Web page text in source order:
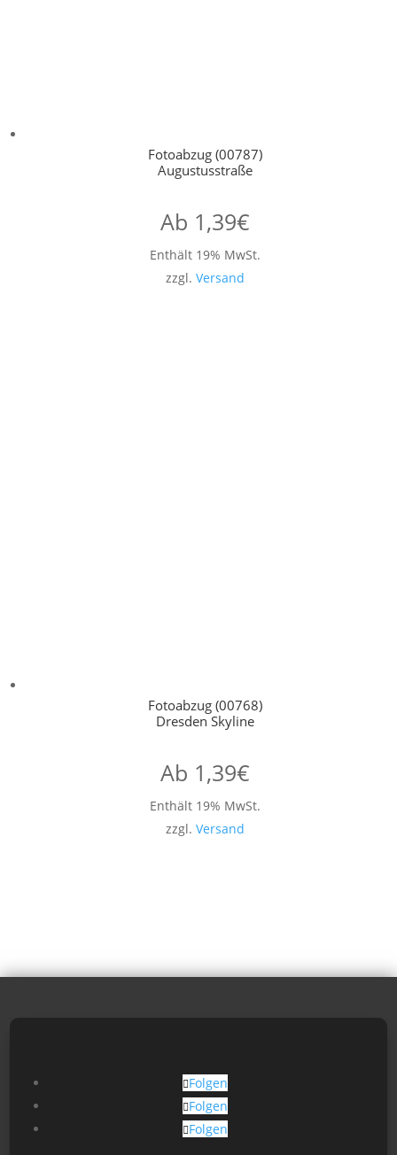
Fotoabzug (00787)
Augustusstraße
Ab 1,39€
Enthält 19% MwSt.
zzgl. Versand
Fotoabzug (00768)
Dresden Skyline
Ab 1,39€
Enthält 19% MwSt.
zzgl. Versand
Folgen
Folgen
Folgen